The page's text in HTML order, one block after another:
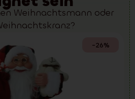
Weihnachtsmann oder
-26%